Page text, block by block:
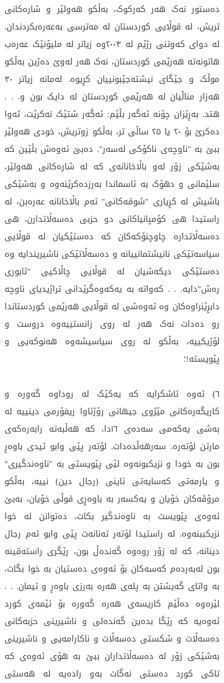
دەستور نەک هەر کەرکوک، بەڵکو هەولێر و شارەکانی
تریش، لە قوڵایی کوردستان لە مەترسی بەعەرەبکردندان.
لە دوای کەوتنی رژێم لە ٢٠٠٣وە زیاتر لە ملیۆنێک عەرەب
هاتونەتە هەرێمی کوردستان، نەک هەر لەوێ دەژین بەڵکو
موڵک و جێگای نیشتەجێبونییان کڕیوە. لەمانە زیاتر ٣٠
هەزار مناڵیان لە هەرێمی کوردستان لە دایک بون و. . .
هتد. بەڕێزان چۆنە ئەگەر بڵێم: ئەگەر شتێک نەکرێت، ئەوا
دەکرێ بۆ ٢٠ یا ٢٥ ساڵی تر، بەڵکو زوتریش، خودی هەولێر
ببێ بە "ناوچەی ناکۆکی لەسەر". دەبێ ئەوەش بڵێین کە
بەشێکی زۆر لەو باڵاخانانەی کە لە شارەکانی هەولێر،
سلێمانی و دهۆک بە ئاسماندا بەرزدەکرێنەوە و بەشێکی
باشیش لە کڕیاری "شوقەکانی" ئەم باڵاخانانە عەرەبن، لە
راستیدا هی کۆمپانیاکانی دو حزبی دەسەڵاتدارن، هی
دەسەڵاتدارە چاوچنۆکەکان کە دەستێکیان لە قوڵایی
سیاسەتێکی نانیشتمانییانە و دەسەڵاتێکی ناشیریندایە وە
دەستێکی دیکەشیان لە قوڵایی چاڵاکیی "ئابوری
رەش"دایە. . . کەواتە بە یەکەوەگرێدانی تراژیدیای ناوچە
دابڕێنراوەکان وە ئەوەشی لە قوڵایی هەرێمی کوردستاندا
رو دەدات نەک هەر لە روی زانستییەوە دروست و
لۆژیکییە، بەڵکو لە روی سیاسیشەوە هەنوکەیی و
پێویستە!؛
٦) ئەوە ئاشکرایە کە یەکێک لە روداوە گەورە و
کاریگەرەکانی مێژوی جیهانی رۆژئاوا ریفۆرمی دینییە لە
بەشی یەکەمی سەدەی ١٦دا، کە هەڵبەتە رابەرەکەی
مارتن لۆتەرە. سەرهەڵدەدات. لۆتەر پێی وابو ئیدی باوەڕ
بون بە خودا و نزیکبونەوە لێی پێویستی بە "ناوەندگیری"
و یارمەتی کەسایەتی ئاینی (رجال دین) نییە، بەڵکو
مرۆڤەکان خۆیان و یەکسەر بە باوەڕی قوڵی خۆیان، بەبێ
ئەوەی پێویست بە ناوەندگیر بکات، دەتوانن لە خوا
نزیکببنەوە. لە راستیدا لۆتەر تەنانەت پێی وابو ئەم رجال
دینانە، کە لە زۆر روەوە گەندەڵ بون، رێگری راستەقینە
بون لەبەردەم کەسەکان بۆ ئەوەی دەستیان بە خوا بگات،
بە واتای گەیشتن بە پلەی هەرە بەرزی باوەڕ و ئیمان. . .
لێرەوە دەڵێم کاریسەی هەرە گەورە بۆ ئێمەی کورد
ئەوەیە کە رێگا بدەین گەندەلی و ناشیرینی حزبەکانی
دەسەڵات و شکستی دەسەڵات و ناکارامەیی و ناشیرینی
بەشێکی زۆر لە دەسەڵاتداران ببێ بە هۆی ئەوەی کە
تاکی کورد دەستی نەگات بەو رادەیە لە هەستی